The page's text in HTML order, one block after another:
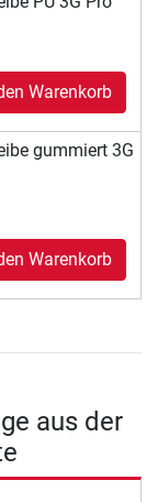
Warenkorb
gummiert 3G
Warenkorb
aus der